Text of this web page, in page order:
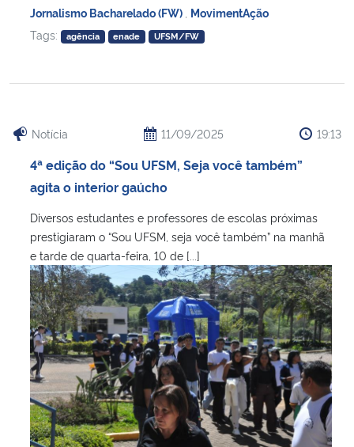
Jornalismo Bacharelado (FW) MovimentAção
Tags:
agência enade UFSM/FW
Notícia 11/09/2025 19:13
4ª edição do “Sou UFSM, Seja você também”
agita o interior gaúcho
Diversos estudantes e professores de escolas próximas
prestigiaram o “Sou UFSM, seja você também” na manhã
e tarde de quarta-feira, 10 de [...]